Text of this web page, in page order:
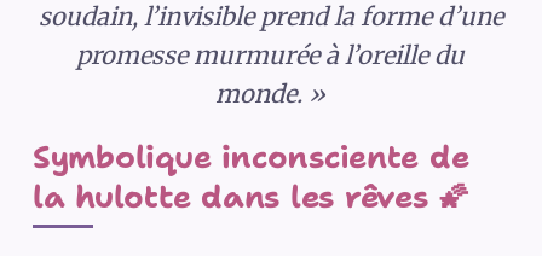
soudain, l’invisible prend la forme d’une
promesse murmurée à l’oreille du
monde. »
Symbolique inconsciente de
la hulotte dans les rêves 🌠